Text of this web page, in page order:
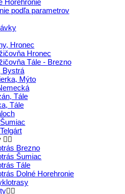
podľa parametrov
Hronec
Hronec
Tále - Brezno
Bystrá
Mýto
Tále
Tále
Brezno
Šumiac
Tále
Dolné Horehronie